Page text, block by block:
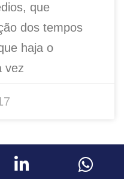
que
dos tempos
haja o
vez